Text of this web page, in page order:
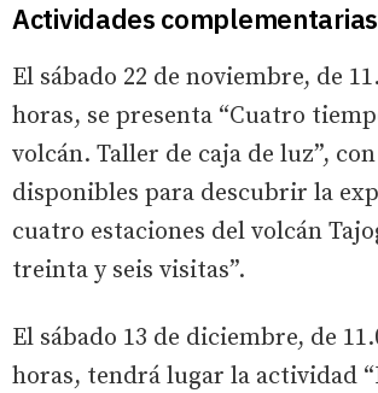
Actividades complementarias
El sábado 22 de noviembre, de
horas, se presenta “Cuatro
volcán. Taller de caja de luz”,
disponibles para descubrir la
cuatro estaciones del volcán
treinta y seis visitas”.
El sábado 13 de diciembre, de
horas, tendrá lugar la actividad